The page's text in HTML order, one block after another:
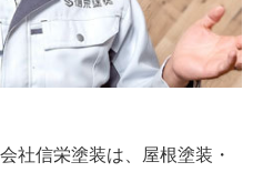
社信栄塗装は、屋根塗装・